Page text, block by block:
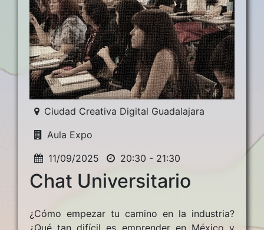
Ciudad Creativa Digital Guadalajara
Aula Expo
11/09/2025
20:30 - 21:30
Chat Universitario
¿Cómo empezar tu camino en la industria?